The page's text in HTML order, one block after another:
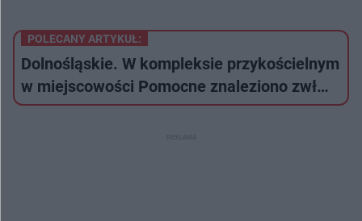
POLECANY ARTYKUŁ:
Dolnośląskie. W kompleksie przykościelnym
w miejscowości Pomocne znaleziono zwł…